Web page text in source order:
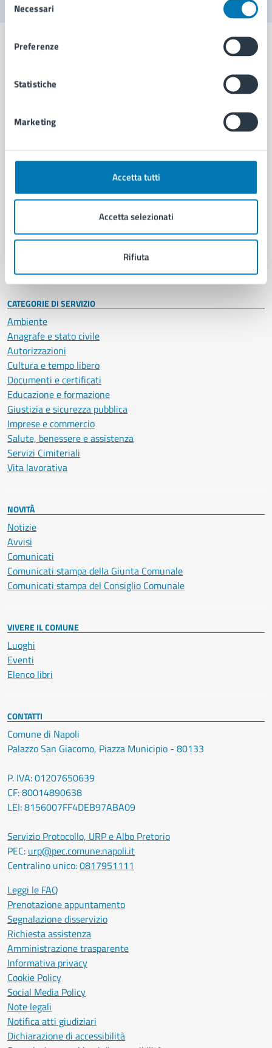
delNecessari
Preferenze
Statistiche
Marketing
Accetta tutti
Accetta selezionati
Rifiuta
Comune di Napoli
AMMINISTRAZIONE
Organi di governo
Enti e fondazioni
Personale amministrativo
Intranet, posta aziendale e protocollo
CATEGORIE DI SERVIZIO
Ambiente
Anagrafe e stato civile
Autorizzazioni
Cultura e tempo libero
Documenti e certificati
Educazione e formazione
Giustizia e sicurezza pubblica
Imprese e commercio
Salute, benessere e assistenza
Servizi Cimiteriali
Vita lavorativa
NOVITÀ
Notizie
Avvisi
Comunicati
Comunicati stampa della Giunta Comunale
Comunicati stampa del Consiglio Comunale
VIVERE IL COMUNE
Luoghi
Eventi
Elenco libri
CONTATTI
Comune di Napoli
Palazzo San Giacomo, Piazza Municipio - 80133
P. IVA: 01207650639
CF: 80014890638
LEI: 8156007FF4DEB97ABA09
Servizio Protocollo, URP e Albo Pretorio
PEC: urp@pec.comune.napoli.it
Centralino unico:0817951111
Leggi le FAQ
Prenotazione appuntamento
Segnalazione disservizio
Richiesta assistenza
Amministrazione trasparente
Informativa privacy
Cookie Policy
Social Media Policy
Note legali
Notifica atti giudiziari
Dichiarazione di accessibilità